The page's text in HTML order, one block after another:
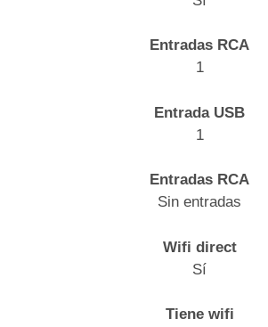
Entradas RCA
1
Entrada USB
1
Entradas RCA
Sin entradas
Wifi direct
Sí
Tiene wifi